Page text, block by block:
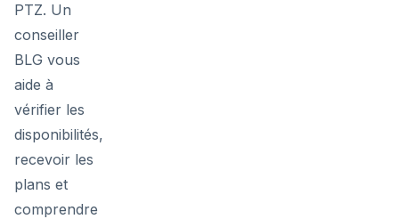
PTZ. Un
conseiller
BLG vous
aide à
vérifier les
disponibilités,
recevoir les
plans et
comprendre